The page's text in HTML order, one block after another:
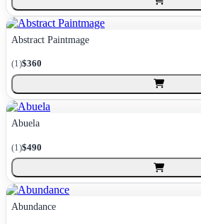
Abstract Paintmage
(1)$360
Abuela
(1)$490
Abundance